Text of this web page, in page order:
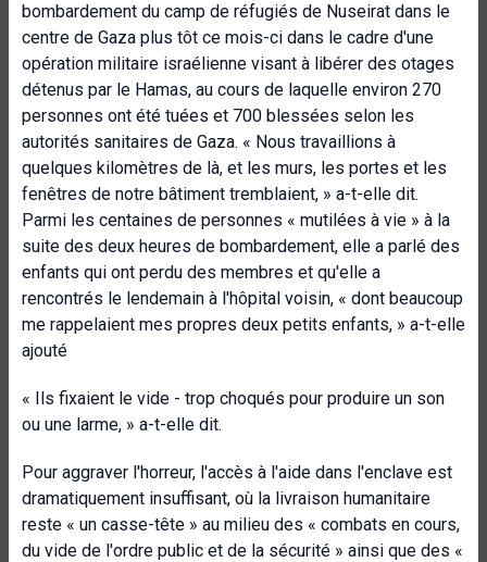
bombardement du camp de réfugiés de Nuseirat dans le
centre de Gaza plus tôt ce mois-ci dans le cadre d'une
opération militaire israélienne visant à libérer des otages
détenus par le Hamas, au cours de laquelle environ 270
personnes ont été tuées et 700 blessées selon les
autorités sanitaires de Gaza. « Nous travaillions à
quelques kilomètres de là, et les murs, les portes et les
fenêtres de notre bâtiment tremblaient, » a-t-elle dit.
Parmi les centaines de personnes « mutilées à vie » à la
suite des deux heures de bombardement, elle a parlé des
enfants qui ont perdu des membres et qu'elle a
rencontrés le lendemain à l'hôpital voisin, « dont beaucoup
me rappelaient mes propres deux petits enfants, » a-t-elle
ajouté
« Ils fixaient le vide - trop choqués pour produire un son
ou une larme, » a-t-elle dit.
Pour aggraver l'horreur, l'accès à l'aide dans l'enclave est
dramatiquement insuffisant, où la livraison humanitaire
reste « un casse-tête » au milieu des « combats en cours,
du vide de l'ordre public et de la sécurité » ainsi que des «